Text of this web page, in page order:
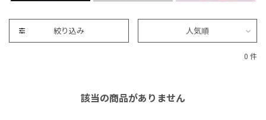
絞り込み 人気順
0 件
該当の商品がありません